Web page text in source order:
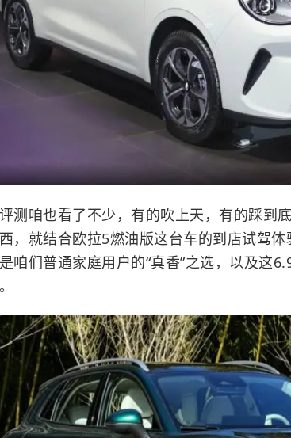
测咱也看了不少，有的吹上天，有的踩到
，就结合欧拉5燃油版这台车的到店试驾
咱们普通家庭用户的“真香”之选，以及这